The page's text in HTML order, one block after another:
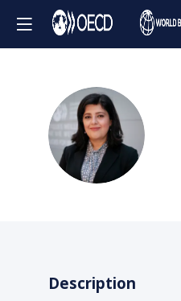
PG
Description